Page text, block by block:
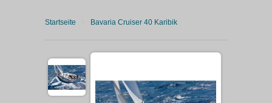
KATAMARAN CHARTER
MOTORYACHT CHARTER
MARINAS
Startseite Bavaria Cruiser 40 Karibik